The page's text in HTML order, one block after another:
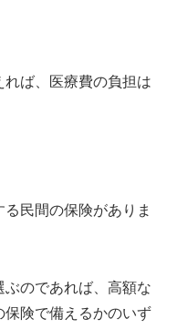
れば、医療費の負担は
民間の保険がありま
のであれば、高額な
険で備えるかのいず